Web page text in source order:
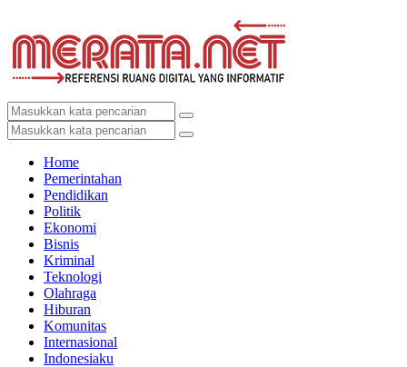
Home
Pemerintahan
Pendidikan
Politik
Ekonomi
Bisnis
Kriminal
Teknologi
Olahraga
Hiburan
Komunitas
Internasional
Indonesiaku